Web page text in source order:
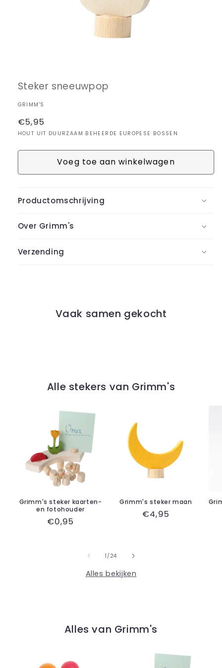
modaal
Steker sneeuwpop
GRIMM'S
Normale
prijs
€5,95
HOUT UIT DUURZAAM BEHEERDE EUROPESE BOSSEN
Voeg toe aan winkelwagen
Productomschrijving
Over Grimm's
Verzending
Vaak samen gekocht
Alle stekers van Grimm's
Grimm's steker kaarten-
en fotohouder
Normale
€0,95
Grimm's steker maan
Normale
€4,95
1 /van
24
Alles bekijken
Alles van Grimm's